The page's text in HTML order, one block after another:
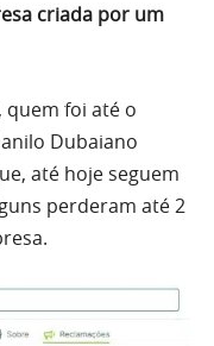
criada por um
quem foi até o
Dubaiano
até hoje seguem
perderam até 2